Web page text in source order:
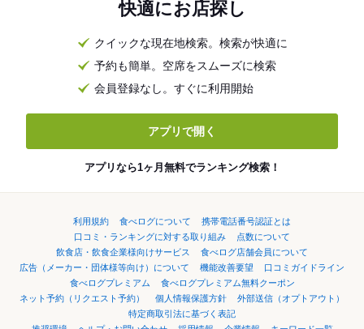
快適にお店探し
クイックな現在地検索。検索が快適に
予約も簡単。空席をスムーズに検索
会員登録なし。すぐに利用開始
アプリで開く
アプリなら1ヶ月無料でランキング検索！
利用規約 食べログについて
携帯電話番号認証とは
口コミ・ランキングに対する取り組み
点数について
飲食店・飲食企業様向けサービス
食べログ店舗会員について
広告（メーカー・団体様等向け）について
機能改善要望
口コミガイドライン
食べログプレミアム
食べログプレミアム無料クーポン
ネット予約（リクエスト予約）
個人情報保護方針
外部送信（オプトアウト）
特定商取引法に基づく表記